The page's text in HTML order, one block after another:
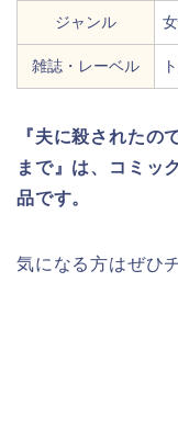
ジャンル
雑誌・レーベル
『夫に殺されたの
まで』は、コミッ
品です。
気になる方はぜひ